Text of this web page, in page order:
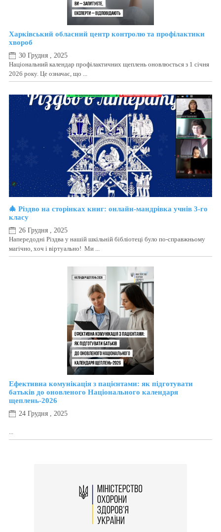
Харківський обласний центр контролю та профілактики
хвороб
30 Грудня , 2025
Національний календар профілактичних щеплень оновлюється з 1 січня
2026 року. Це означає, що ...
🎄 Різдво на сторінках книг: онлайн-мандрівка учнів 3-го
класу
26 Грудня , 2025
Напередодні Різдва у нашій шкільній бібліотеці було по-справжньому
магічно, хоч і віртуально! Ми ...
Ефективна комунікація з пацієнтами: як підготувати
батьків до оновленого Національного календаря
щеплень-2026
24 Грудня , 2025
...